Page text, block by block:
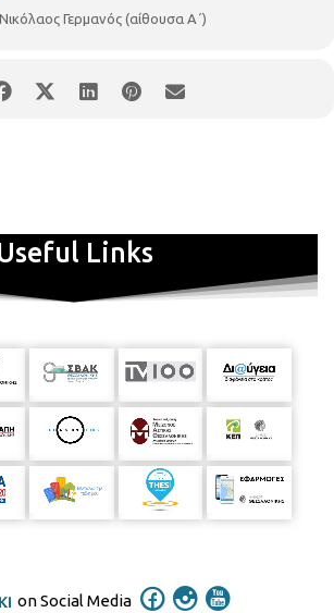
Γερμανός (αίθουσα Α΄)
Links
on Social Media